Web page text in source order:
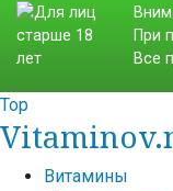
При
Все
Top
Витамины